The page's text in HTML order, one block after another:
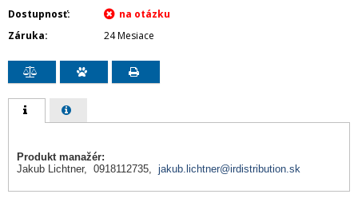
Dostupnosť
Záruka
24 Mesiace
Produkt manažér:
Jakub Lichtner, 0918112735, jakub.lichtner@irdistribution.sk